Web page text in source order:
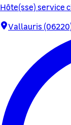
Hôte(sse) service
Vallauris